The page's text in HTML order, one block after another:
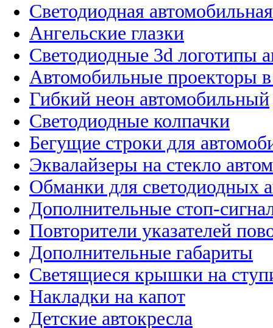
Светодиодная
Ангельские глазки
Светодиодные 3d логотипы
Автомобильные проекторы
Гибкий неон автомобильный
Светодиодные колпачки
Бегущие строки для
Эквалайзеры на стекло
Обманки для светодиодных
Дополнительные стоп-
Повторители указателей
Дополнительные габариты
Светящиеся крышки на
Накладки на капот
Детские автокресла